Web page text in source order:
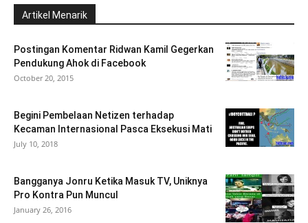
Artikel Menarik
Postingan Komentar Ridwan Kamil Gegerkan
Pendukung Ahok di Facebook
October 20, 2015
Begini Pembelaan Netizen terhadap
Kecaman Internasional Pasca Eksekusi Mati
July 10, 2018
Bangganya Jonru Ketika Masuk TV, Uniknya
Pro Kontra Pun Muncul
January 26, 2016